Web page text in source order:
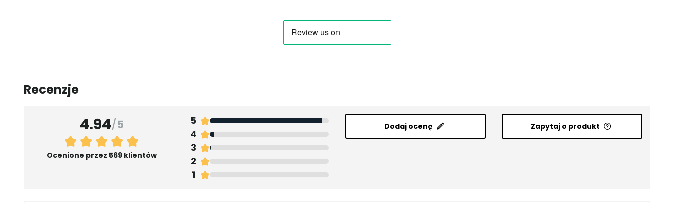
Recenzje
4.94/5
Ocenione przez 569 klientów
5
4
3
2
1
Dodaj ocenę Zapytaj o produkt